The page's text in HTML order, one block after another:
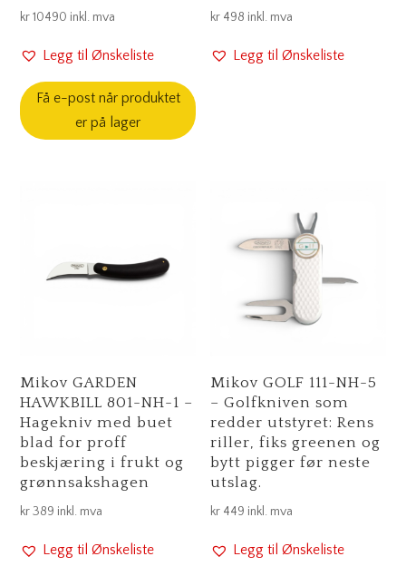
kr10490 inkl. mva
Legg til Ønskeliste
Få e-post når produktet
er på lager
kr 498 inkl. mva
Legg til Ønskeliste
Mikov GARDEN
HAWKBILL 801-NH-1 –
Hagekniv med buet
blad for proff
beskjæring i frukt og
grønnsakshagen
kr389 inkl. mva
Legg til Ønskeliste
Mikov GOLF 111-NH-5
– Golfkniven som
redder utstyret: Rens
riller, fiks greenen og
bytt pigger før neste
utslag.
kr 449 inkl. mva
Legg til Ønskeliste